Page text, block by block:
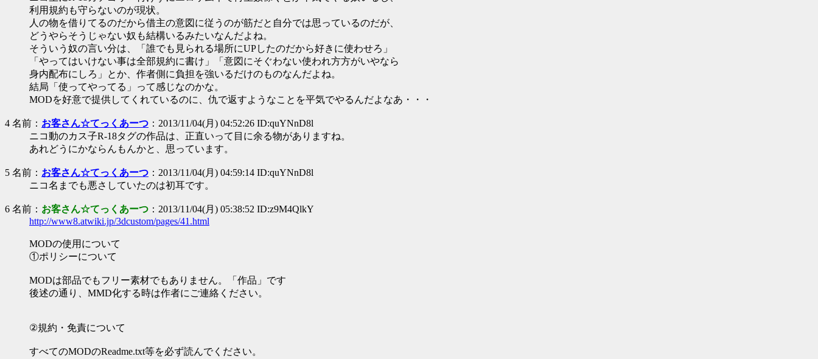
利用規約も守らないのが現状。
人の物を借りてるのだから借主の意図に従うのが筋だと自分では思っているのだが、
どうやらそうじゃない奴も結構いるみたいなんだよね。
そういう奴の言い分は、「誰でも見られる場所にUPしたのだから好きに使わせろ」
「やってはいけない事は全部規約に書け」「意図にそぐわない使われ方方がいやなら
身内配布にしろ」とか、作者側に負担を強いるだけのものなんだよね。
結局「使ってやってる」って感じなのかな。
MODを好意で提供してくれているのに、仇で返すようなことを平気でやるんだよなあ・・・
4 名前： お客さん☆てっくあーつ ：2013/11/04(月) 04:52:26 ID:quYNnD8l
ニコ動のカス子R-18タグの作品は、正直いって目に余る物がありますね。
あれどうにかならんもんかと、思っています。
5 名前： お客さん☆てっくあーつ ：2013/11/04(月) 04:59:14 ID:quYNnD8l
ニコ名までも悪さしていたのは初耳です。
6 名前： お客さん☆てっくあーつ ：2013/11/04(月) 05:38:52 ID:z9M4QlkY
http://www8.atwiki.jp/3dcustom/pages/41.html
MODの使用について
①ポリシーについて
MODは部品でもフリー素材でもありません。「作品」です
後述の通り、MMD化する時は作者にご連絡ください。
②規約・免責について
すべてのMODのReadme.txt等を必ず読んでください。